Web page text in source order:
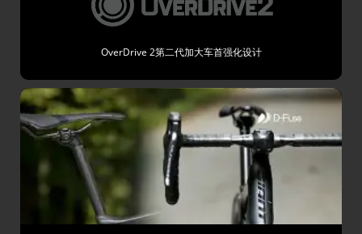
OverDrive 2第二代加大车首强化设计